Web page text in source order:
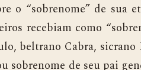
o “sobrenome” de
recebiam como
beltrano Cabra,
sobrenome de seu pai